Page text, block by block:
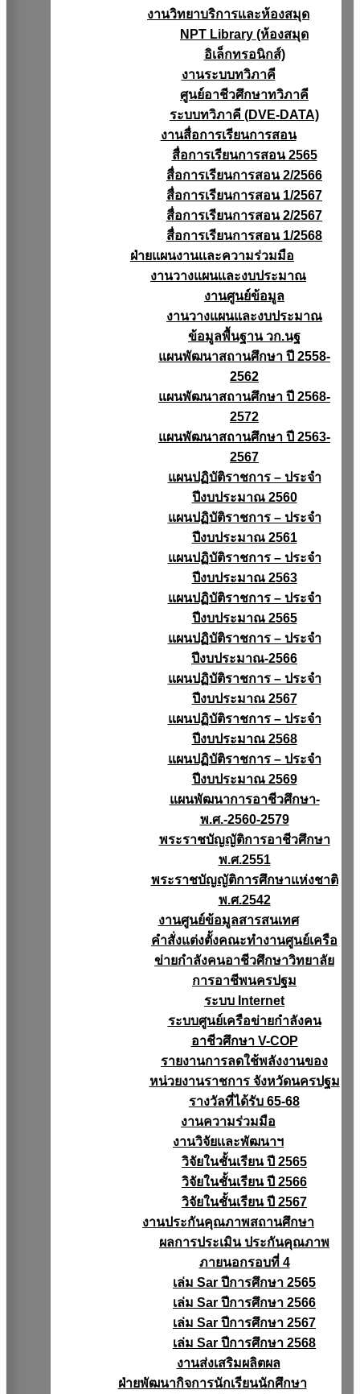
งานวิทยาบริการเเละห้องสมุด
NPT Library (ห้องสมุด
อิเล็กทรอนิกส์)
งานระบบทวิภาคี
ศูนย์อาชีวศึกษาทวิภาคี
ระบบทวิภาคี (DVE-DATA)
งานสื่อการเรียนการสอน
สื่อการเรียนการสอน 2565
สื่อการเรียนการสอน 2/2566
สื่อการเรียนการสอน 1/2567
สื่อการเรียนการสอน 2/2567
สื่อการเรียนการสอน 1/2568
ฝ่ายแผนงานเเละความร่วมมือ
งานวางแผนเเละงบประมาณ
งานศูนย์ข้อมูล
งานวางแผนและงบประมาณ
ข้อมูลพื้นฐาน วก.นฐ
แผนพัฒนาสถานศึกษา ปี 2558-
2562
แผนพัฒนาสถานศึกษา ปี 2568-
2572
แผนพัฒนาสถานศึกษา ปี 2563-
2567
แผนปฏิบัติราชการ – ประจำ
ปีงบประมาณ 2560
แผนปฏิบัติราชการ – ประจำ
ปีงบประมาณ 2561
แผนปฏิบัติราชการ – ประจำ
ปีงบประมาณ 2563
แผนปฏิบัติราชการ – ประจำ
ปีงบประมาณ 2565
แผนปฏิบัติราชการ – ประจำ
ปีงบประมาณ-2566
แผนปฏิบัติราชการ – ประจำ
ปีงบประมาณ 2567
แผนปฏิบัติราชการ – ประจำ
ปีงบประมาณ 2568
แผนปฏิบัติราชการ – ประจำ
ปีงบประมาณ 2569
แผนพัฒนาการอาชีวศึกษา-
พ.ศ.-2560-2579
พระราชบัญญัติการอาชีวศึกษา
พ.ศ.2551
พระราชบัญญัติการศึกษาแห่งชาติ
พ.ศ.2542
งานศูนย์ข้อมูลสารสนเทศ
คำสั่งแต่งตั้งคณะทำงานศูนย์เครือ
ข่ายกำลังคนอาชีวศึกษาวิทยาลัย
การอาชีพนครปฐม
ระบบ Internet
ระบบศูนย์เครือข่ายกำลังคน
อาชีวศึกษา V-COP
รายงานการลดใช้พลังงานของ
หน่วยงานราชการ จังหวัดนครปฐม
รางวัลที่ได้รับ 65-68
งานความร่วมมือ
งานวิจัยเเละพัฒนาฯ
วิจัยในชั้นเรียน ปี 2565
วิจัยในชั้นเรียน ปี 2566
วิจัยในชั้นเรียน ปี 2567
งานประกันคุณภาพสถานศึกษา
ผลการประเมิน ประกันคุณภาพ
ภายนอกรอบที่ 4
เล่ม Sar ปีการศึกษา 2565
เล่ม Sar ปีการศึกษา 2566
เล่ม Sar ปีการศึกษา 2567
เล่ม Sar ปีการศึกษา 2568
งานส่งเสริมผลิตผล
ฝ่ายพัฒนากิจการนักเรียนนักศึกษา